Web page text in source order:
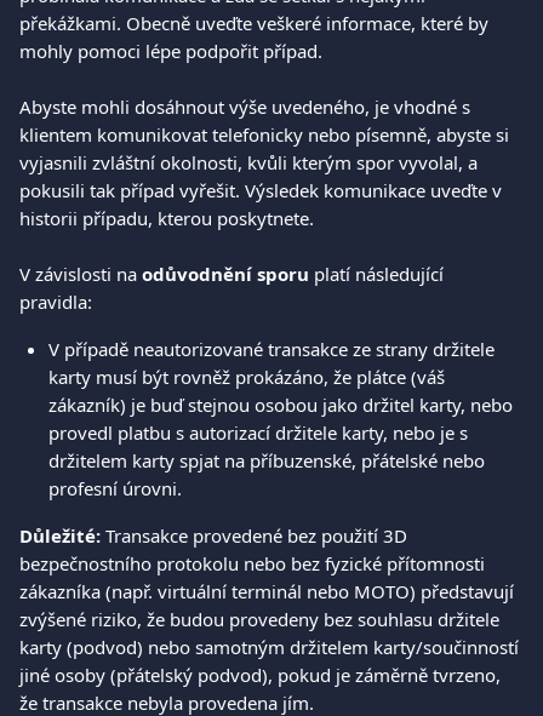
překážkami. Obecně uveďte veškeré informace, které by
mohly pomoci lépe podpořit případ.
Abyste mohli dosáhnout výše uvedeného, je vhodné s
klientem komunikovat telefonicky nebo písemně, abyste si
vyjasnili zvláštní okolnosti, kvůli kterým spor vyvolal, a
pokusili tak případ vyřešit. Výsledek komunikace uveďte v
historii případu, kterou poskytnete.
V závislosti na odůvodnění sporu platí následující
pravidla:
V případě neautorizované transakce ze strany držitele
karty musí být rovněž prokázáno, že plátce (váš
zákazník) je buď stejnou osobou jako držitel karty, nebo
provedl platbu s autorizací držitele karty, nebo je s
držitelem karty spjat na příbuzenské, přátelské nebo
profesní úrovni.
Důležité: Transakce provedené bez použití 3D
bezpečnostního protokolu nebo bez fyzické přítomnosti
zákazníka (např. virtuální terminál nebo MOTO) představují
zvýšené riziko, že budou provedeny bez souhlasu držitele
karty (podvod) nebo samotným držitelem karty/součinností
jiné osoby (přátelský podvod), pokud je záměrně tvrzeno,
že transakce nebyla provedena jím.